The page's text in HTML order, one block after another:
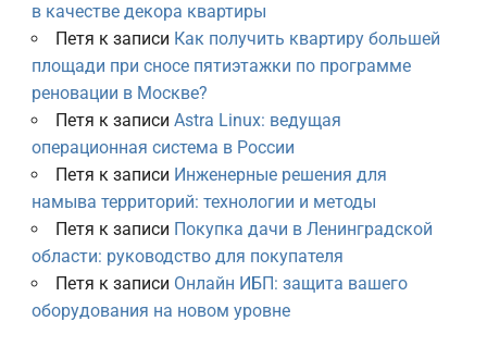
в качестве декора квартиры
Петя к записи Как получить квартиру большей
площади при сносе пятиэтажки по программе
реновации в Москве?
Петя к записи Astra Linux: ведущая
операционная система в России
Петя к записи Инженерные решения для
намыва территорий: технологии и методы
Петя к записи Покупка дачи в Ленинградской
области: руководство для покупателя
Петя к записи Онлайн ИБП: защита вашего
оборудования на новом уровне